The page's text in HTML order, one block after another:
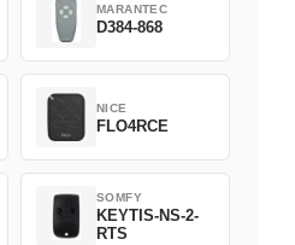
MARANTEC
D384-868
NICE
FLO4RCE
SOMFY
KEYTIS-NS-2-
RTS